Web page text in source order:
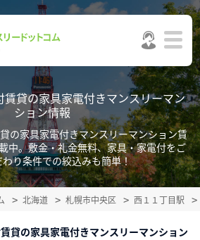
貸の家具家電付きマンスリーマン
ション情報
の家具家電付きマンスリーマンション賃
中。敷金・礼金無料、家具・家電付をご
り条件での絞込みも簡単！
北海道 札幌市中央区 西１１丁目駅
貸の家具家電付きマンスリーマンション